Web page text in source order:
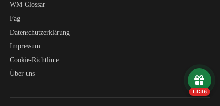
WM-Glossar
Fag
Datenschutzerklärung
Impressum
Cookie-Richtlinie
Über uns
14:46